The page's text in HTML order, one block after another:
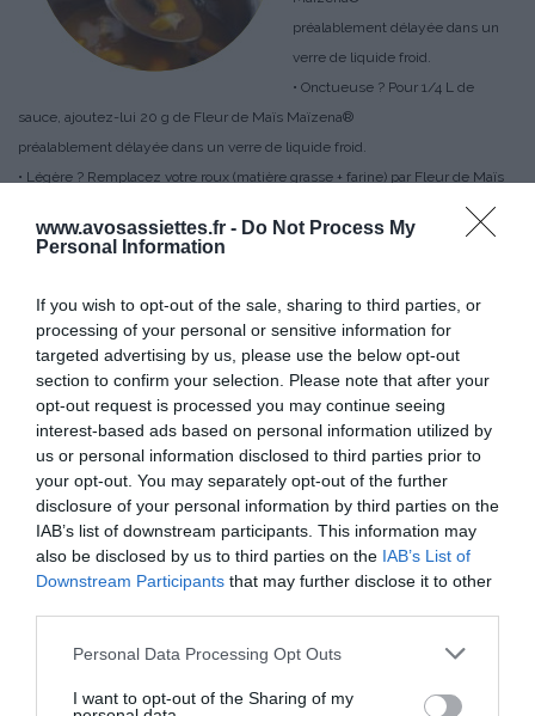
www.avosassiettes.fr - Do Not Process My
Personal Information
If you wish to opt-out of the sale, sharing to third parties, or
processing of your personal or sensitive information for
targeted advertising by us, please use the below opt-out
section to confirm your selection. Please note that after your
opt-out request is processed you may continue seeing
interest-based ads based on personal information utilized by
us or personal information disclosed to third parties prior to
your opt-out. You may separately opt-out of the further
disclosure of your personal information by third parties on the
IAB’s list of downstream participants. This information may
also be disclosed by us to third parties on the IAB’s List of
Downstream Participants that may further disclose it to other
Please note that this website/app uses one or more Google
not limited to your visit or usage behaviour. You may click to
Personal Data Processing Opt Outs
I want to opt-out of the Sharing of my
préalablement délayée dans un
verre de liquide froid.
• Onctueuse ? Pour 1/4 L de
sauce, ajoutez-lui 20 g de Fleur de Maïs Maïzena®
préalablement délayée dans un verre de liquide froid.
• Légère ? Remplacez votre roux (matière grasse + farine) par Fleur de Maïs
préalablement délayée dans un verre de liquide froid.
Découvrez toute une gamme de produits Maïzena®,
pour réussir votre cuisine au quotidien
www.maizena.fr
© Maïzena® | Crédits Photos : © Maïzena® / La Vie en Rose